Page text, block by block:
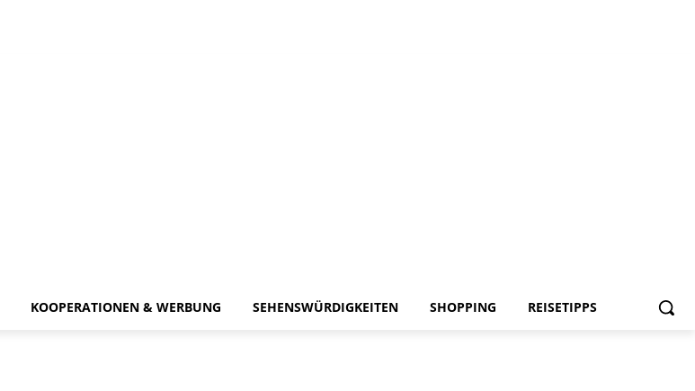
KOOPERATIONEN & WERBUNG SEHENSWÜRDIGKEITEN SHOPPING REISETIPPS